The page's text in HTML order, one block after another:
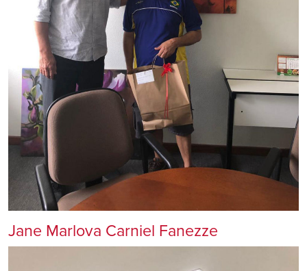
Jane Marlova Carniel Fanezze